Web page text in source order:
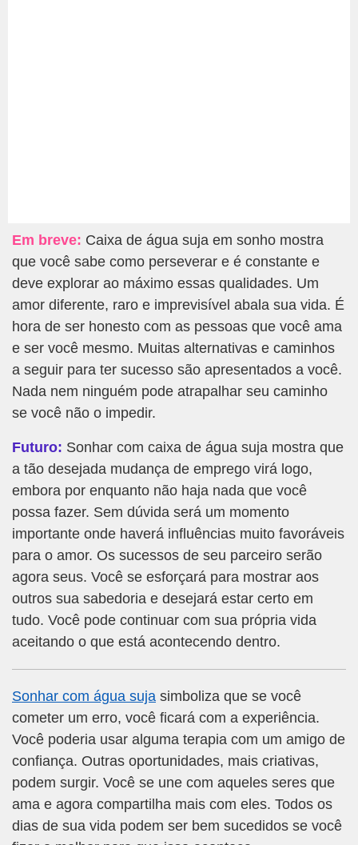
Em breve: Caixa de água suja em sonho mostra
que você sabe como perseverar e é constante e
deve explorar ao máximo essas qualidades. Um
amor diferente, raro e imprevisível abala sua vida. É
hora de ser honesto com as pessoas que você ama
e ser você mesmo. Muitas alternativas e caminhos
a seguir para ter sucesso são apresentados a você.
Nada nem ninguém pode atrapalhar seu caminho
se você não o impedir.
Futuro: Sonhar com caixa de água suja mostra que
a tão desejada mudança de emprego virá logo,
embora por enquanto não haja nada que você
possa fazer. Sem dúvida será um momento
importante onde haverá influências muito favoráveis
para o amor. Os sucessos de seu parceiro serão
agora seus. Você se esforçará para mostrar aos
outros sua sabedoria e desejará estar certo em
tudo. Você pode continuar com sua própria vida
aceitando o que está acontecendo dentro.
Sonhar com água suja simboliza que se você
cometer um erro, você ficará com a experiência.
Você poderia usar alguma terapia com um amigo de
confiança. Outras oportunidades, mais criativas,
podem surgir. Você se une com aqueles seres que
ama e agora compartilha mais com eles. Todos os
dias de sua vida podem ser bem sucedidos se você